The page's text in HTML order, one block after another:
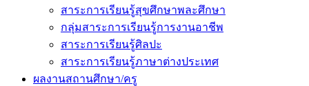
สาระการเรียนรู้สุขศึกษาพละศึกษา
กลุ่มสาระการเรียนรู้การงานอาชีพ
สาระการเรียนรู้ศิลปะ
สาระการเรียนรู้ภาษาต่างประเทศ
ผลงานสถานศึกษา/ครู